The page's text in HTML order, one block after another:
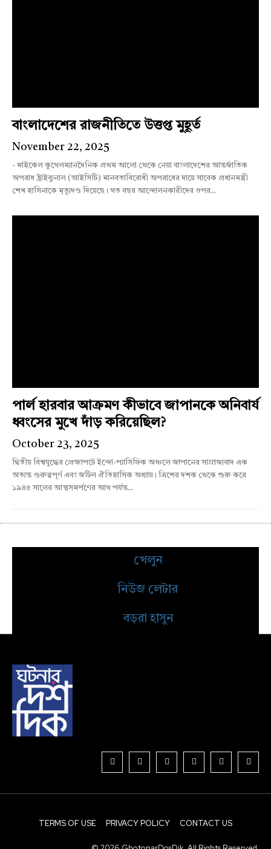
বাংলাদেশের রাজনীতিতে উত্তপ্ত মুহূর্ত
November 22, 2025
- মাইকেল কুগেলম্যানদৈনিক প্রথম আলো থেকে নেয়া বাংলাদেশের আন্তর্জাতিক
অপরাধ ট্রাইব্যুনাল (আইসিটি) মানবতাবিরোধী অপরাধের দায়ে সাবেক প্রধানমন্ত্রী
শেখ হাসিনাকে মৃত্যুদণ্ড দিয়েছে। গত বছর আন্দোলনকারীদের ওপর...
পার্ল হারবার আক্রমণ কীভাবে জাপানকে অনিবার্য
ধ্বংসের মুখে দাঁড় করিয়েছিল?
October 23, 2025
দ্বিতীয় বিশ্বযুদ্ধের প্রেক্ষাপটে ইন্দো-প্যাসিফিক অঞ্চলে জাপানের সাম্রাজ্যবাদ এক
অত্যন্ত গুরুত্বপূর্ণ এবং জটিল ঐতিহাসিক অধ্যায়। ত্রিশের দশক থেকে শুরু করে
১৯৪৫ সালের আত্মসমর্পণের আগ পর্যন্ত...
খেলুন
নিউজ লেটার
বড়রা হাসুন
TERMS OF USE PRIVACY POLICY CONTACT US